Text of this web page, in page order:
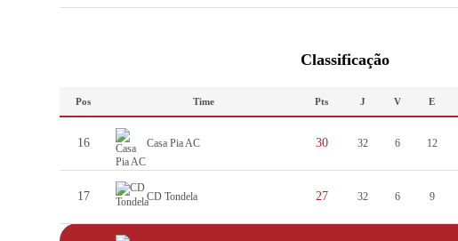
Classificação
Pos Time Pts J V E
16 Casa Pia AC 30 32 6 12
17 CD Tondela 27 32 6 9